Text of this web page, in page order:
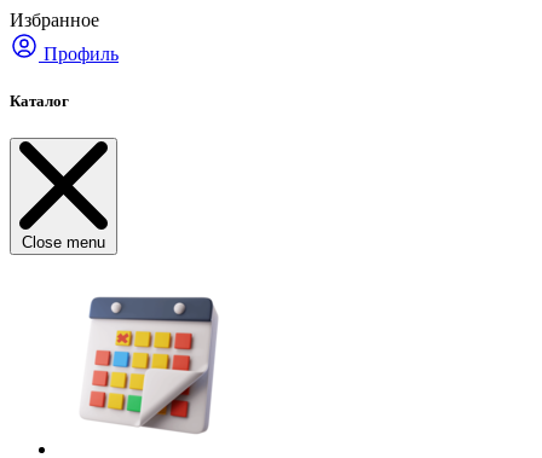
Избранное
Профиль
Каталог
Close menu